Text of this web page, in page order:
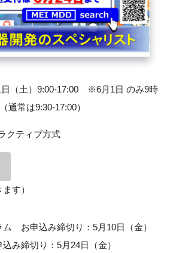
日（土）9:00-17:00 ※6月1日 のみ9時
常は9:30-17:00）
クティブ方式
す）
ム お申込み締切り：5月10日（金）
み締切り：5月24日（金）